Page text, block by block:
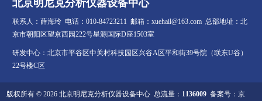
北京明尼克分析仪器设备中心
联系人：薛海玲 电话：010-84723211 邮箱：xuehail@163.com 总部地址：北
京市朝阳区望京西园222号星源国际D座1503室
研发中心：北京市平谷区中关村科技园区兴谷A区平和街39号院（联东U谷）
22号楼C区
版权所有 © 2026 北京明尼克分析仪器设备中心 总流量： 1136009 备案号：京